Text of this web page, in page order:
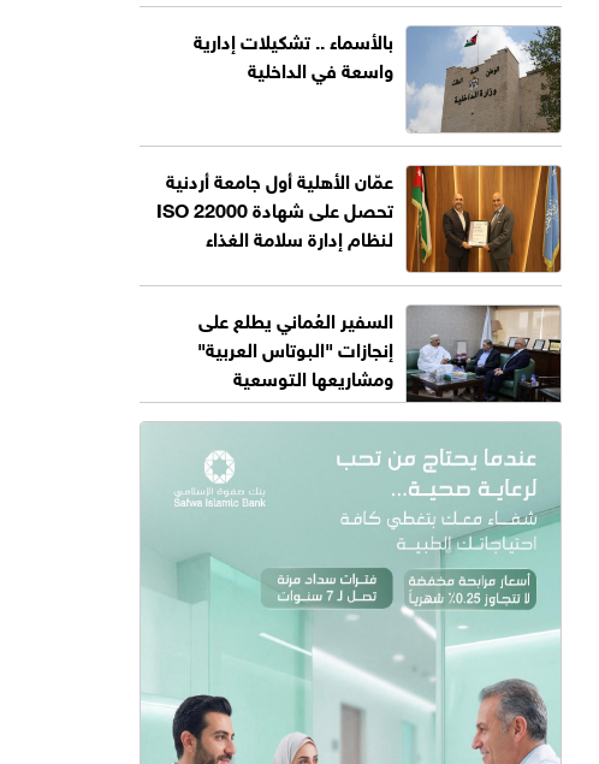
بالأسماء .. تشكيلات إدارية
واسعة في الداخلية
عمّان الأهلية أول جامعة أردنية
تحصل على شهادة ISO 22000
لنظام إدارة سلامة الغذاء
السفير العُماني يطلع على
إنجازات "البوتاس العربية"
ومشاريعها التوسعية